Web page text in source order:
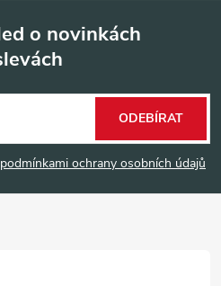
o novinkách
podmínkami ochrany osobních údajů
ODEBÍRAT